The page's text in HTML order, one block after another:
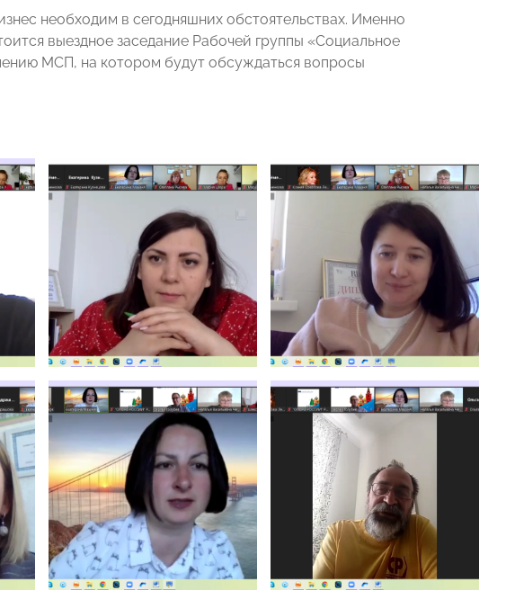
необходим в сегодняшних обстоятельствах. Именно
выездное заседание Рабочей группы «Социальное
МСП, на котором будут обсуждаться вопросы